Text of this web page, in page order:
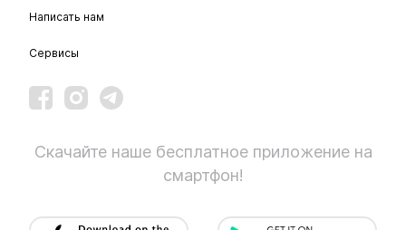
Написать нам
Сервисы
Скачайте наше бесплатное приложение на
смартфон!